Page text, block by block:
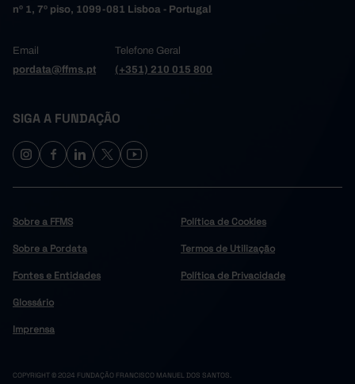
nº 1, 7º piso, 1099-081 Lisboa - Portugal
Email
pordata@ffms.pt
Telefone Geral
(+351) 210 015 800
SIGA A FUNDAÇÃO
Sobre a FFMS
Sobre a Pordata
Fontes e Entidades
Glossário
Imprensa
Política de Cookies
Termos de Utilização
Política de Privacidade
COPYRIGHT © 2024 FUNDAÇÃO FRANCISCO MANUEL DOS SANTOS.